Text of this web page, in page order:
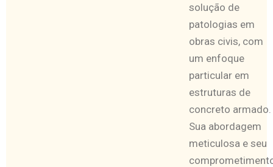
solução de
patologias em
obras civis, com
um enfoque
particular em
estruturas de
concreto armado.
Sua abordagem
meticulosa e seu